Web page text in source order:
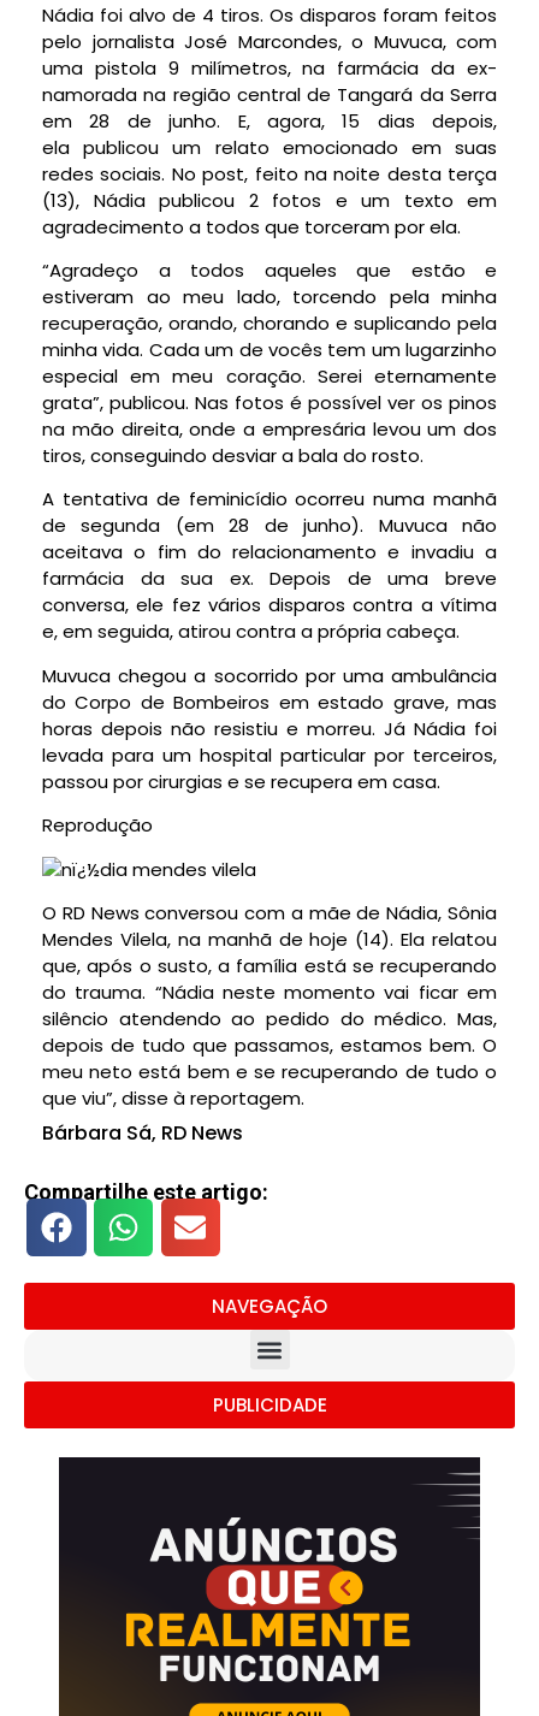
Nádia foi alvo de 4 tiros. Os disparos foram feitos
pelo jornalista José Marcondes, o Muvuca, com
uma pistola 9 milímetros, na farmácia da ex-
namorada na região central de Tangará da Serra
em 28 de junho. E, agora, 15 dias depois,
ela publicou um relato emocionado em suas
redes sociais. No post, feito na noite desta terça
(13), Nádia publicou 2 fotos e um texto em
agradecimento a todos que torceram por ela.
“Agradeço a todos aqueles que estão e
estiveram ao meu lado, torcendo pela minha
recuperação, orando, chorando e suplicando pela
minha vida. Cada um de vocês tem um lugarzinho
especial em meu coração. Serei eternamente
grata”, publicou. Nas fotos é possível ver os pinos
na mão direita, onde a empresária levou um dos
tiros, conseguindo desviar a bala do rosto.
A tentativa de feminicídio ocorreu numa manhã
de segunda (em 28 de junho). Muvuca não
aceitava o fim do relacionamento e invadiu a
farmácia da sua ex. Depois de uma breve
conversa, ele fez vários disparos contra a vítima
e, em seguida, atirou contra a própria cabeça.
Muvuca chegou a socorrido por uma ambulância
do Corpo de Bombeiros em estado grave, mas
horas depois não resistiu e morreu. Já Nádia foi
levada para um hospital particular por terceiros,
passou por cirurgias e se recupera em casa.
Reprodução
O RD News conversou com a mãe de Nádia, Sônia
Mendes Vilela, na manhã de hoje (14). Ela relatou
que, após o susto, a família está se recuperando
do trauma. “Nádia neste momento vai ficar em
silêncio atendendo ao pedido do médico. Mas,
depois de tudo que passamos, estamos bem. O
meu neto está bem e se recuperando de tudo o
que viu”, disse à reportagem.
Bárbara Sá, RD News
Compartilhe este artigo:
NAVEGAÇÃO
PUBLICIDADE